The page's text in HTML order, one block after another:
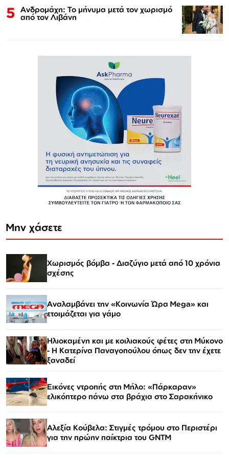
5 Ανδρομάχη: Το μήνυμα μετά τον χωρισμό
από τον Λιβάνη
Μην χάσετε
Χωρισμός βόμβα - Διαζύγιο μετά από 10 χρόνια
σχέσης
Αναλαμβάνει την «Κοινωνία Ώρα Mega» και
ετοιμάζεται για γάμο
Ηλιοκαμένη και με κοιλιακούς φέτες στη Μύκονο
- Η Κατερίνα Παναγοπούλου όπως δεν την έχετε
ξαναδεί
Εικόνες ντροπής στη Μήλο: «Πάρκαραν»
ελικόπτερο πάνω στα βράχια στο Σαρακήνικο
Αλεξία Κούβελα: Στιγμές τρόμου στο Περιστέρι
για την πρώην παίκτρια του GNTM